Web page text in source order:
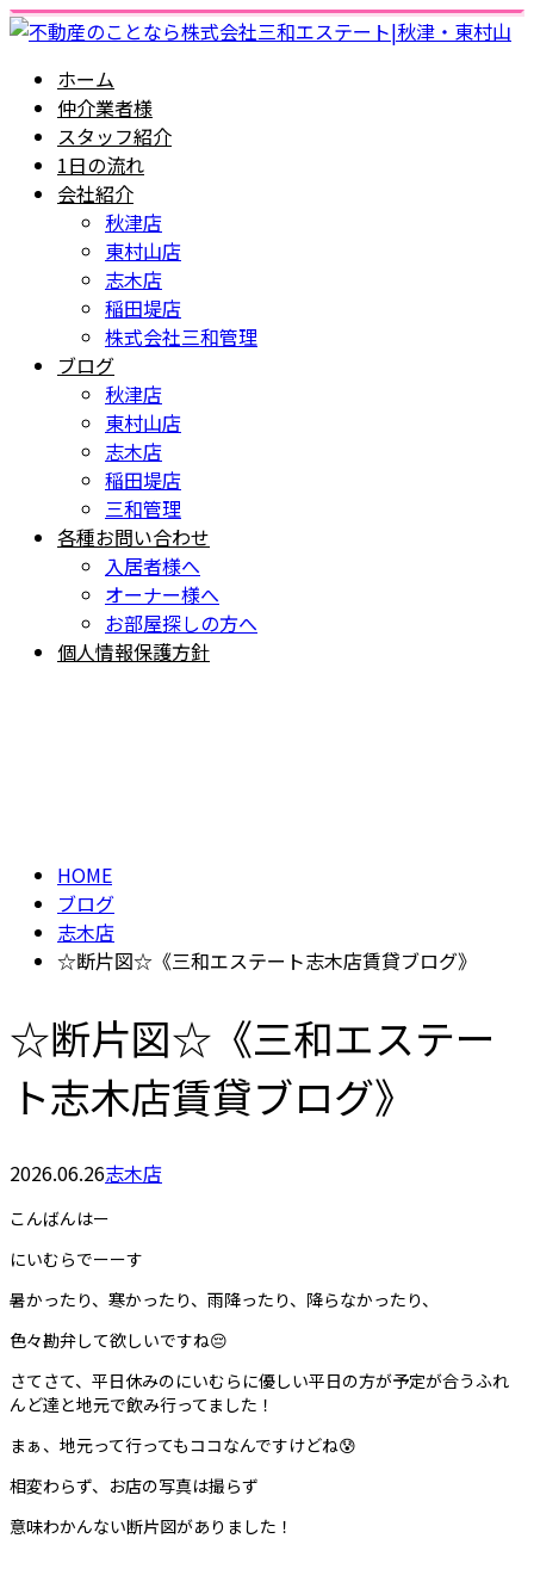
ホーム
仲介業者様
スタッフ紹介
1日の流れ
会社紹介
秋津店
東村山店
志木店
稲田堤店
株式会社三和管理
ブログ
秋津店
東村山店
志木店
稲田堤店
三和管理
各種お問い合わせ
入居者様へ
オーナー様へ
お部屋探しの方へ
個人情報保護方針
HOME
ブログ
志木店
☆断片図☆《三和エステート志木店賃貸ブログ》
☆断片図☆《三和エステー
ト志木店賃貸ブログ》
2026.06.26志木店
こんばんはー
にいむらでーーす
暑かったり、寒かったり、雨降ったり、降らなかったり、
色々勘弁して欲しいですね😔
さてさて、平日休みのにいむらに優しい平日の方が予定が合うふれ
んど達と地元で飲み行ってました！
まぁ、地元って行ってもココなんですけどね😰
相変わらず、お店の写真は撮らず
意味わかんない断片図がありました！